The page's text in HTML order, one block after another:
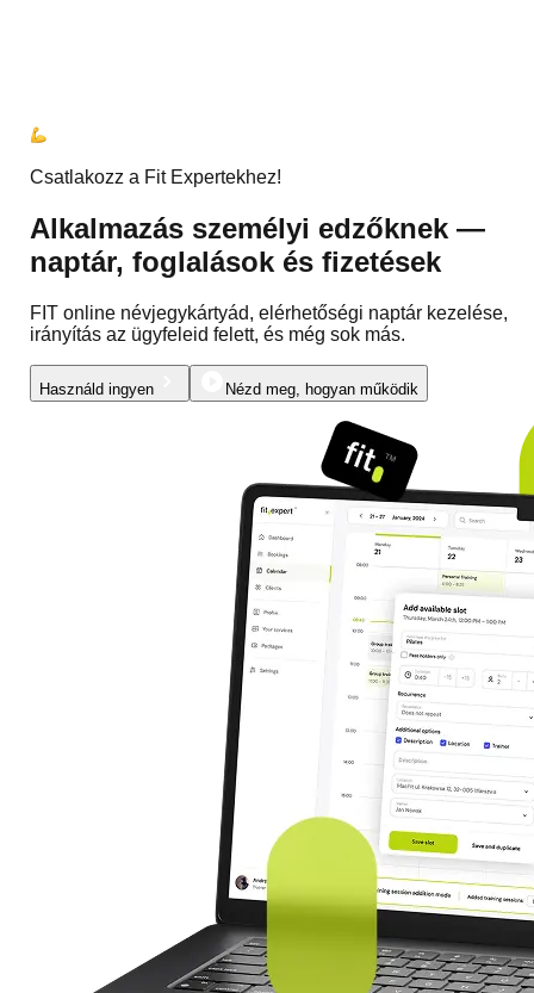
Csatlakozz a Fit Expertekhez!
Alkalmazás személyi edzőknek —
naptár, foglalások és fizetések
FIT online névjegykártyád, elérhetőségi naptár kezelése,
irányítás az ügyfeleid felett, és még sok más.
Használd ingyen Nézd meg, hogyan működik